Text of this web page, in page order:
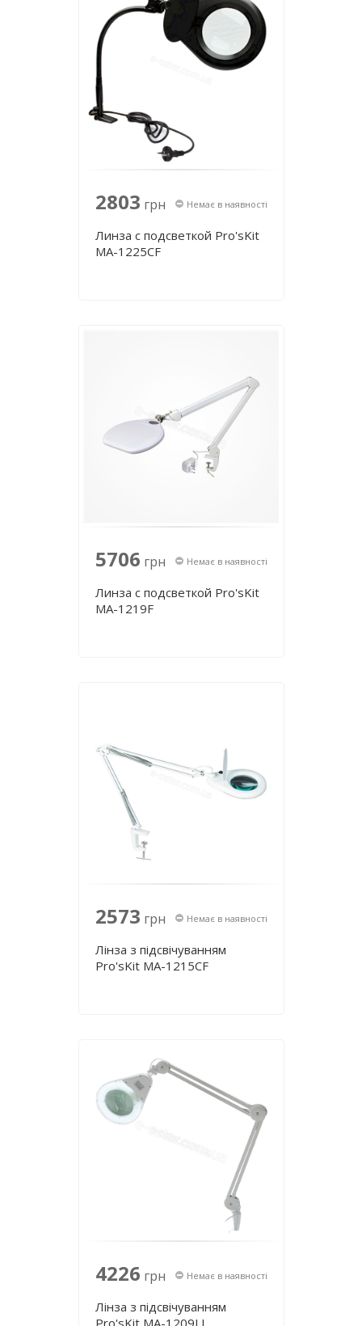
2803 грн Немає в наявності
Линза с подсветкой Pro'sKit
MA-1225CF
5706 грн Немає в наявності
Линза с подсветкой Pro'sKit
MA-1219F
2573 грн Немає в наявності
Лінза з підсвічуванням
Pro'sKit MA-1215CF
4226 грн Немає в наявності
Лінза з підсвічуванням
Pro'sKit MA-1209LI